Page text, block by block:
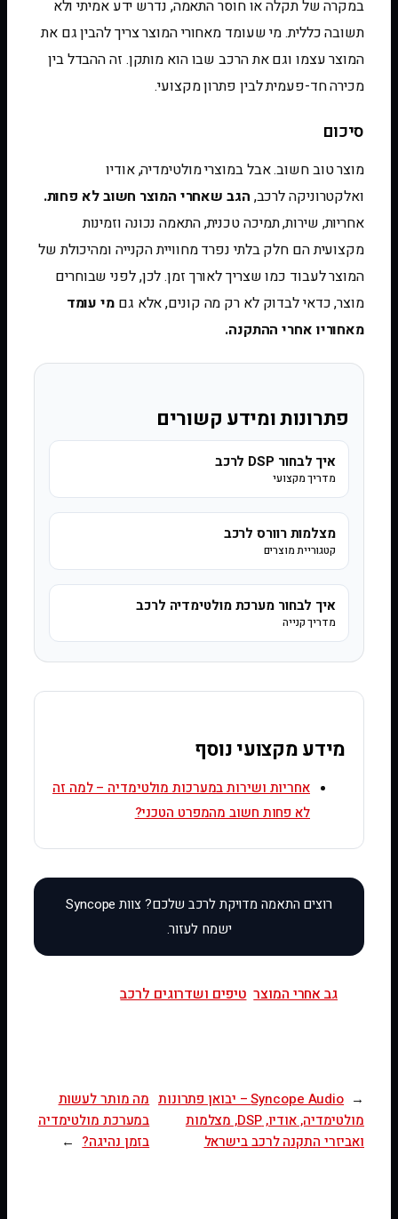
במקרה של תקלה או חוסר התאמה, נדרש ידע אמיתי ולא
תשובה כללית. מי שעומד מאחורי המוצר צריך להבין גם את
המוצר עצמו וגם את הרכב שבו הוא מותקן. זה ההבדל בין
מכירה חד-פעמית לבין פתרון מקצועי.
סיכום
מוצר טוב חשוב. אבל במוצרי מולטימדיה, אודיו
ואלקטרוניקה לרכב, הגב שאחרי המוצר חשוב לא פחות.
אחריות, שירות, תמיכה טכנית, התאמה נכונה וזמינות
מקצועית הם חלק בלתי נפרד מחוויית הקנייה ומהיכולת של
המוצר לעבוד כמו שצריך לאורך זמן. לכן, לפני שבוחרים
מוצר, כדאי לבדוק לא רק מה קונים, אלא גם מי עומד
מאחוריו אחרי ההתקנה.
פתרונות ומידע קשורים
איך לבחור DSP לרכב
מדריך מקצועי
מצלמות רוורס לרכב
קטגוריית מוצרים
איך לבחור מערכת מולטימדיה לרכב
מדריך קנייה
מידע מקצועי נוסף
אחריות ושירות במערכות מולטימדיה – למה זה
לא פחות חשוב מהמפרט הטכני?
גב אחרי המוצר טיפים ושדרוגים לרכב
←
Syncope Audio – יבואן פתרונות
מולטימדיה, אודיו, DSP, מצלמות
ואביזרי התקנה לרכב בישראל
מה מותר לעשות
במערכת מולטימדיה
בזמן נהיגה? →